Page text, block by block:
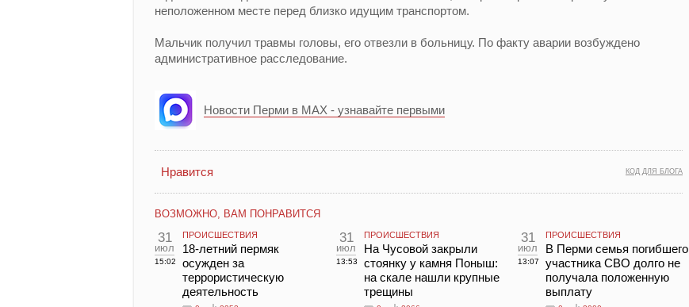
неположенном месте перед близко идущим транспортом.
Мальчик получил травмы головы, его отвезли в больницу. По факту аварии возбуждено
административное расследование.
Новости Перми в MAX - узнавайте первыми
КОД ДЛЯ БЛОГА
Нравится
ВОЗМОЖНО, ВАМ ПОНРАВИТСЯ
31
июл
15:02
ПРОИСШЕСТВИЯ
18-летний пермяк
осужден за
террористическую
деятельность
31
июл
13:53
ПРОИСШЕСТВИЯ
На Чусовой закрыли
стоянку у камня Поныш:
на скале нашли крупные
трещины
31
июл
13:07
ПРОИСШЕСТВИЯ
В Перми семья погибшего
участника СВО долго не
получала положенную
выплату